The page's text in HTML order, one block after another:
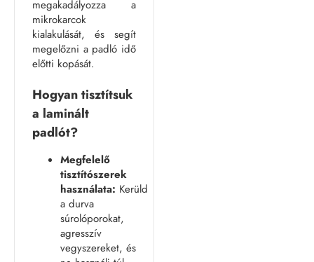
megakadályozza a
mikrokarcok
kialakulását, és segít
megelőzni a padló idő
előtti kopását.
Hogyan tisztítsuk
a laminált
padlót?
Megfelelő
tisztítószerek
használata: Kerüld
a durva
súrolóporokat,
agresszív
vegyszereket, és